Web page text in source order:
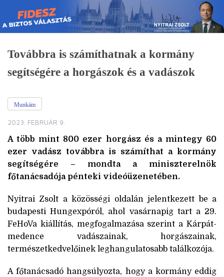
Skip
to
content
Továbbra is számíthatnak a kormány
segítségére a horgászok és a vadászok
Munkám
2023. FEBRUÁR 9.
A több mint 800 ezer horgász és a mintegy 60
ezer vadász továbbra is számíthat a kormány
segítségére – mondta a miniszterelnök
főtanácsadója pénteki videóüzenetében.
Nyitrai Zsolt a közösségi oldalán jelentkezett be a
budapesti Hungexpóról, ahol vasárnapig tart a 29.
FeHoVa kiállítás, megfogalmazása szerint a Kárpát-
medence vadászainak, horgászainak,
természetkedvelőinek leghangulatosabb találkozója.
A főtanácsadó hangsúlyozta, hogy a kormány eddig